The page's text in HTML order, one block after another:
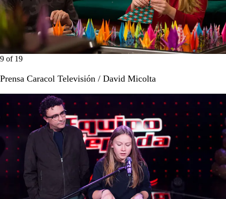
9 of 19
Prensa Caracol Televisión / David Micolta